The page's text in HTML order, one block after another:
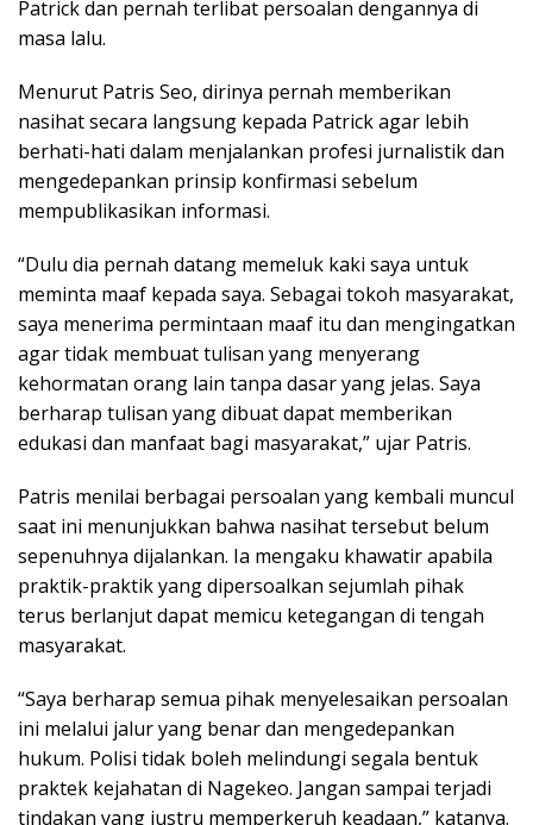
Patrick dan pernah terlibat persoalan dengannya di
masa lalu.
Menurut Patris Seo, dirinya pernah memberikan
nasihat secara langsung kepada Patrick agar lebih
berhati-hati dalam menjalankan profesi jurnalistik dan
mengedepankan prinsip konfirmasi sebelum
mempublikasikan informasi.
“Dulu dia pernah datang memeluk kaki saya untuk
meminta maaf kepada saya. Sebagai tokoh masyarakat,
saya menerima permintaan maaf itu dan mengingatkan
agar tidak membuat tulisan yang menyerang
kehormatan orang lain tanpa dasar yang jelas. Saya
berharap tulisan yang dibuat dapat memberikan
edukasi dan manfaat bagi masyarakat,” ujar Patris.
Patris menilai berbagai persoalan yang kembali muncul
saat ini menunjukkan bahwa nasihat tersebut belum
sepenuhnya dijalankan. Ia mengaku khawatir apabila
praktik-praktik yang dipersoalkan sejumlah pihak
terus berlanjut dapat memicu ketegangan di tengah
masyarakat.
“Saya berharap semua pihak menyelesaikan persoalan
ini melalui jalur yang benar dan mengedepankan
hukum. Polisi tidak boleh melindungi segala bentuk
praktek kejahatan di Nagekeo. Jangan sampai terjadi
tindakan yang justru memperkeruh keadaan,” katanya.